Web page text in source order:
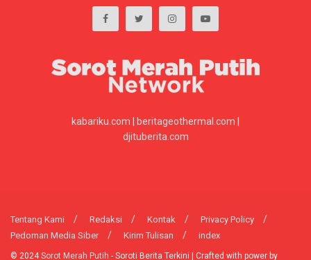
kabariku.com beritageothermal.com
djituberita.com
Tentang Kami Redaksi Kontak
Privacy Policy
Pedoman Media Siber
Kirim Tulisan index
© 2024Sorot Merah Putih - Soroti Berita Terkini | Crafted with power by